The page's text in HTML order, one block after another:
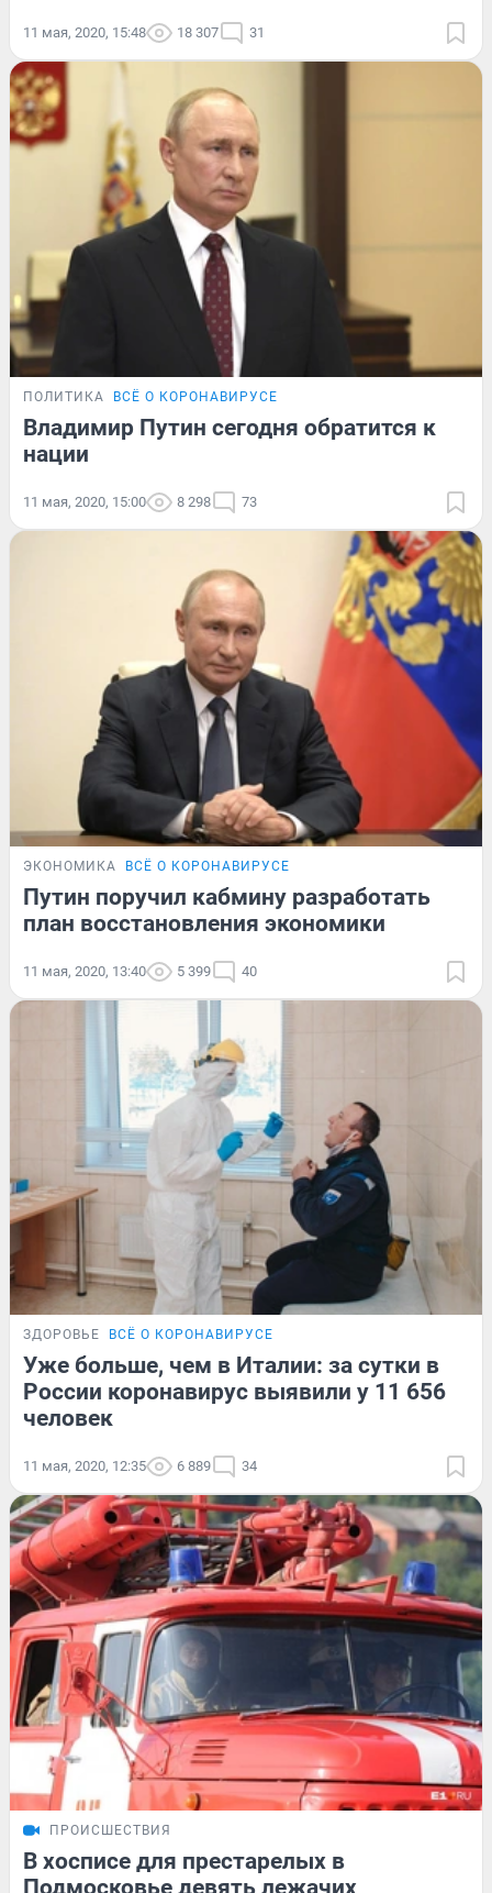
11 мая, 2020, 15:48 18 307 31
ПОЛИТИКА ВСЁ О КОРОНАВИРУСЕ
Владимир Путин сегодня обратится к
нации
11 мая, 2020, 15:00 8 298 73
ЭКОНОМИКА ВСЁ О КОРОНАВИРУСЕ
Путин поручил кабмину разработать
план восстановления экономики
11 мая, 2020, 13:40 5 399 40
ЗДОРОВЬЕ ВСЁ О КОРОНАВИРУСЕ
Уже больше, чем в Италии: за сутки в
России коронавирус выявили у 11 656
человек
11 мая, 2020, 12:35 6 889 34
ПРОИСШЕСТВИЯ
В хосписе для престарелых в
Подмосковье девять лежачих